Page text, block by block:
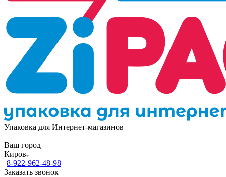
Упаковка для Интернет-магазинов
Ваш город
Киров
8-922-962-48-98
Заказать звонок